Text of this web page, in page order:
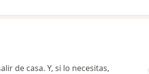
de casa. Y, si lo necesitas,